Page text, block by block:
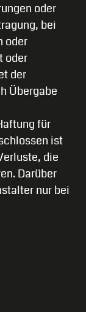
oder
bei
oder
oder
der
Übergabe
für
ist
die
Darüber
nur bei